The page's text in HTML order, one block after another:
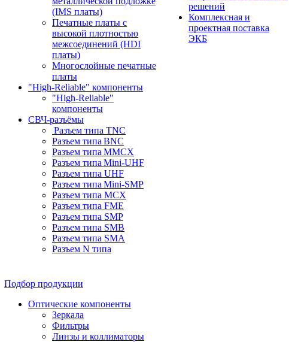
(IMS платы)
Печатные платы с
высокой плотностью
межсоединений (HDI
платы)
Многослойные печатные
платы
"High-Reliable" компоненты
"High-Reliable"
компоненты
СВЧ-разъёмы
Разъем типа TNC
Разъем типа BNC
Разъем типа MMCX
Разъем типа Mini-UHF
Разъем типа UHF
Разъем типа Mini-SMP
Разъем типа MCX
Разъем типа FME
Разъем типа SMP
Разъем типа SMB
Разъем типа SMA
Разъем N типа
решений
Комплексная и
проектная поставка
ЭКБ
Подбор продукции
Оптические компоненты
Зеркала
Фильтры
Линзы и коллиматоры